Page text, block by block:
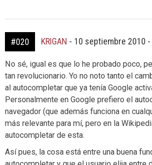
#020 KRIGAN - 10 septiembre 2010 -
No sé, igual es que lo he probado poco,
tan revolucionario. Yo no noto tanto el
al autocompletar que ya tenía Google
Personalmente en Google prefiero el
navegador (que además funciona en
más relevante para mí, pero en la
autocompletar de esta.
Así pues, la cosa está entre una buena